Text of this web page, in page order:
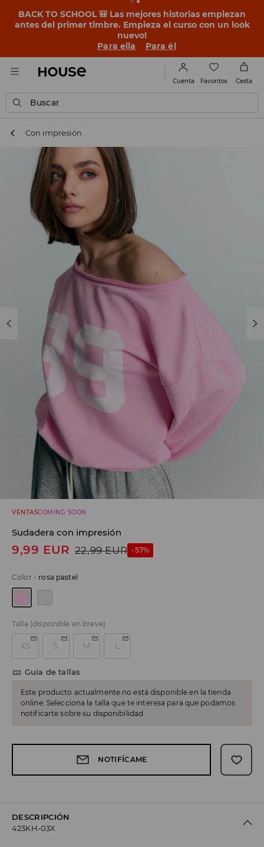
BACK TO SCHOOL 🎒 Las mejores historias empiezan
antes del primer timbre. Empieza el curso con un look
nuevo!
Para ella
Para él
Cuenta Favoritos Cesta
Buscar
Con impresión
VENTASCOMING SOON
Sudadera con impresión
9,99 EUR 22,99 EUR -57%
Color- rosa pastel
Talla (disponible en breve)
XS S M L
Guía de tallas
Este producto actualmente no está disponible en la tienda
online. Selecciona la talla que te interesa para que podamos
notificarte sobre su disponibilidad.
NOTIFÍCAME
DESCRIPCIÓN
423KH-03X